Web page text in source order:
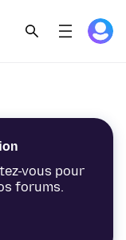
vous pour
forums.